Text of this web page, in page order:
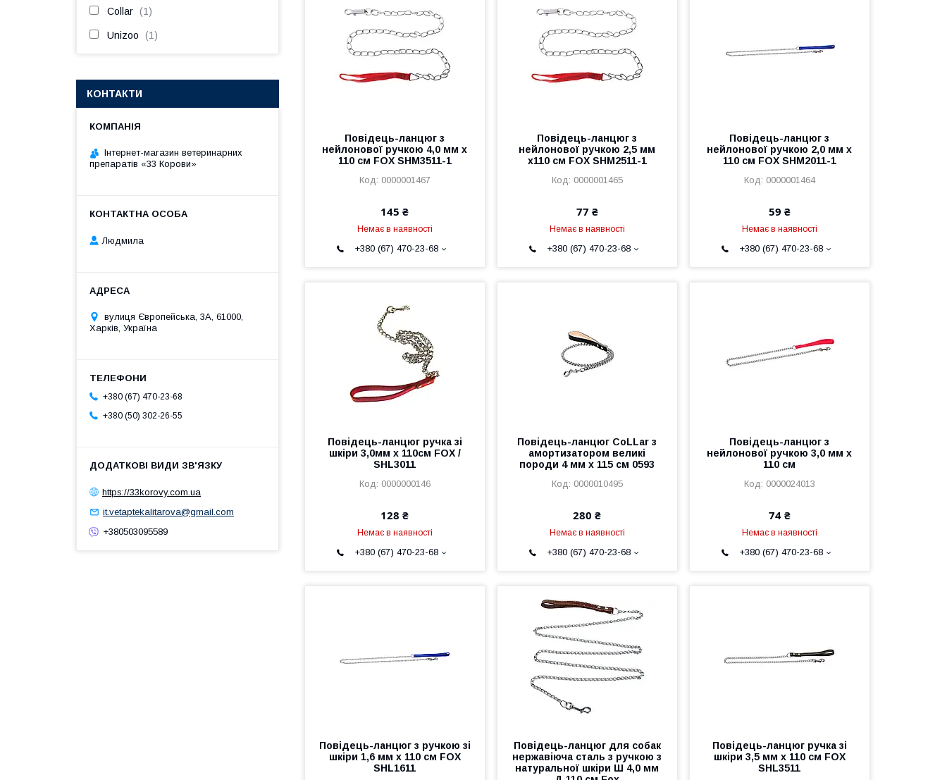
Повідець-ланцюг з
нейлонової ручкою 4,0 мм х
110 см FOX SHМ3511-1
0000001467
145 ₴
Немає в наявності
+380 (67) 470-23-68
Повідець-ланцюг з
нейлонової ручкою 2,5 мм
х110 см FOX SHМ2511-1
0000001465
77 ₴
Немає в наявності
+380 (67) 470-23-68
Повідець-ланцюг з
нейлонової ручкою 2,0 мм х
110 см FOX SHМ2011-1
0000001464
59 ₴
Немає в наявності
+380 (67) 470-23-68
Повідець-ланцюг ручка зі
шкіри 3,0мм х 110см FOX /
SHL3011
0000000146
128 ₴
Немає в наявності
+380 (67) 470-23-68
Повідець-ланцюг CoLLar з
амортизатором великі
породи 4 мм х 115 см 0593
0000010495
280 ₴
Немає в наявності
+380 (67) 470-23-68
Повідець-ланцюг з
нейлонової ручкою 3,0 мм х
110 см
0000024013
74 ₴
Немає в наявності
+380 (67) 470-23-68
Повідець-ланцюг з ручкою зі
шкіри 1,6 мм х 110 см FOX
SHL1611
Повідець-ланцюг для собак
нержавіюча сталь з ручкою з
натуральної шкіри Ш 4,0 мм
Повідець-ланцюг ручка зі
шкіри 3,5 мм х 110 см FOX
SHL3511
Collar 1
Unizoo 1
КОНТАКТИ
Інтернет-магазин ветеринарних
препаратів «33 Корови»
Людмила
вулиця Європейська, 3А, 61000,
Харків, Україна
+380 (67) 470-23-68
+380 (50) 302-26-55
https://33korovy.com.ua
it.vetaptekalitarova@gmail.com
+380503095589